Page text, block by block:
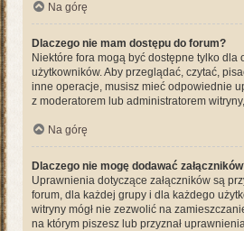
Na górę
Dlaczego nie mam dostępu do forum?
Niektóre fora mogą być dostępne tylko dla
użytkowników. Aby przeglądać, czytać,
inne operacje, musisz mieć odpowiednie
z moderatorem lub administratorem
Na górę
Dlaczego nie mogę dodawać
Uprawnienia dotyczące załączników są
forum, dla każdej grupy i dla każdego
witryny mógł nie zezwolić na
na którym piszesz lub przyznał